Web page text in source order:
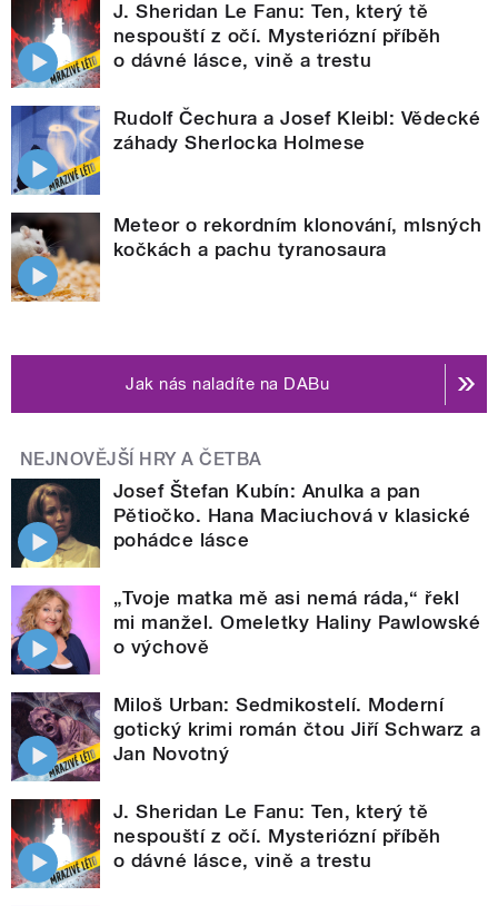
J. Sheridan Le Fanu: Ten, který tě
nespouští z očí. Mysteriózní příběh
o dávné lásce, vině a trestu
Rudolf Čechura a Josef Kleibl: Vědecké
záhady Sherlocka Holmese
Meteor o rekordním klonování, mlsných
kočkách a pachu tyranosaura
Jak nás naladíte na DABu
NEJNOVĚJŠÍ HRY A ČETBA
Josef Štefan Kubín: Anulka a pan
Pětiočko. Hana Maciuchová v klasické
pohádce lásce
„Tvoje matka mě asi nemá ráda,“ řekl
mi manžel. Omeletky Haliny Pawlowské
o výchově
Miloš Urban: Sedmikostelí. Moderní
gotický krimi román čtou Jiří Schwarz a
Jan Novotný
J. Sheridan Le Fanu: Ten, který tě
nespouští z očí. Mysteriózní příběh
o dávné lásce, vině a trestu